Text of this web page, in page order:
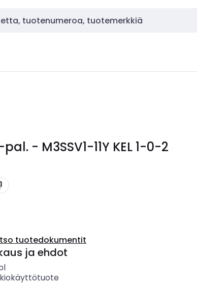
- M3SSV1-11Y KEL 1-0-2
tuotedokumentit
ja ehdot